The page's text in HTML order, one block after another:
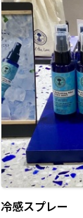
冷感スプレー